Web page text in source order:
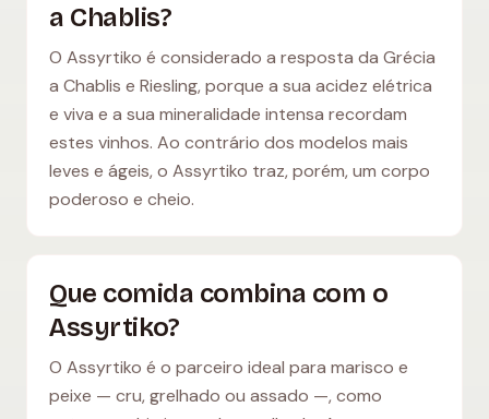
a Chablis?
O Assyrtiko é considerado a resposta da Grécia
a Chablis e Riesling, porque a sua acidez elétrica
e viva e a sua mineralidade intensa recordam
estes vinhos. Ao contrário dos modelos mais
leves e ágeis, o Assyrtiko traz, porém, um corpo
poderoso e cheio.
Que comida combina com o
Assyrtiko?
O Assyrtiko é o parceiro ideal para marisco e
peixe — cru, grelhado ou assado —, como